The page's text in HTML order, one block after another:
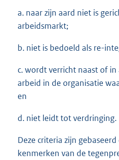
a. naar zijn aard niet is
arbeidsmarkt;
b. niet is bedoeld als re-
c. wordt verricht naast of
arbeid in de organisatie
en
d. niet leidt tot verdringing.
Deze criteria zijn
kenmerken van de